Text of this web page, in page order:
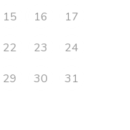
15 16
17
22 23
24
29 30 31